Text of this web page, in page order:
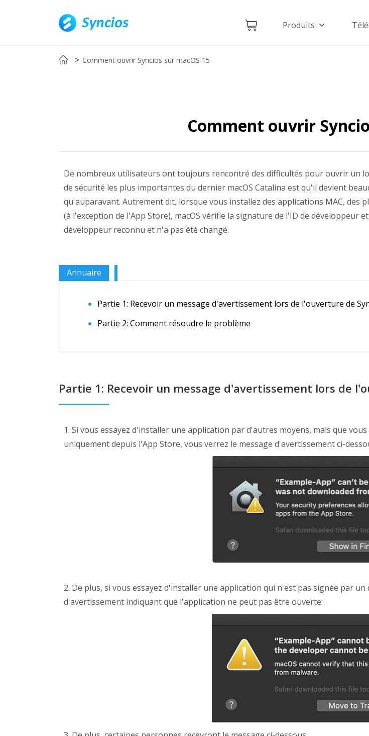
Produits
> Comment ouvrir Syncios sur macOS 15
Comment ouvrir
De nombreux utilisateurs ont toujours rencontré des difficultés pour ouvrir un
de sécurité les plus importantes du dernier macOS Catalina est qu'il devient
qu'auparavant. Autrement dit, lorsque vous installez des applications MAC,
(à l'exception de l'App Store), macOS vérifie la signature de l'ID de
développeur reconnu et n'a pas été changé.
Annuaire
Partie 1: Recevoir un message d'avertissement lors de l'ouverture de
Partie 2: Comment résoudre le problème
Partie 1: Recevoir un message d'avertissement lors de
1. Si vous essayez d'installer une application par d'autres moyens, mais que
uniquement depuis l'App Store, vous verrez le message d'avertissement ci-
2. De plus, si vous essayez d'installer une application qui n'est pas signée par
d'avertissement indiquant que l'application ne peut pas être ouverte: